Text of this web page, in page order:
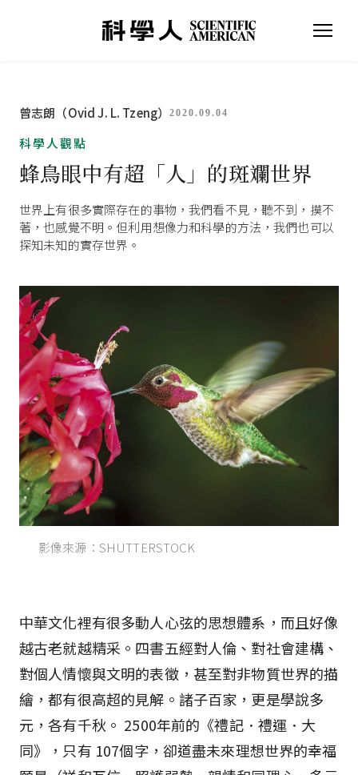
曾志朗（Ovid J. L. Tzeng）2020.09.04
科學人觀點
蜂鳥眼中有超「人」的斑斕世界
世界上有很多實際存在的事物，我們看不見，聽不到，摸不
著，也感覺不明。但利用想像力和科學的方法，我們也可以
探知未知的實存世界。
影像來源：SHUTTERSTOCK
中華文化裡有很多動人心弦的思想體系，而且好像
越古老就越精采。四書五經對人倫、對社會建構、
對個人情懷與文明的表徵，甚至對非物質世界的描
繪，都有很高超的見解。諸子百家，更是學說多
元，各有千秋。 2500年前的《禮記．禮運．大
同》，只有 107個字，卻道盡未來理想世界的幸福